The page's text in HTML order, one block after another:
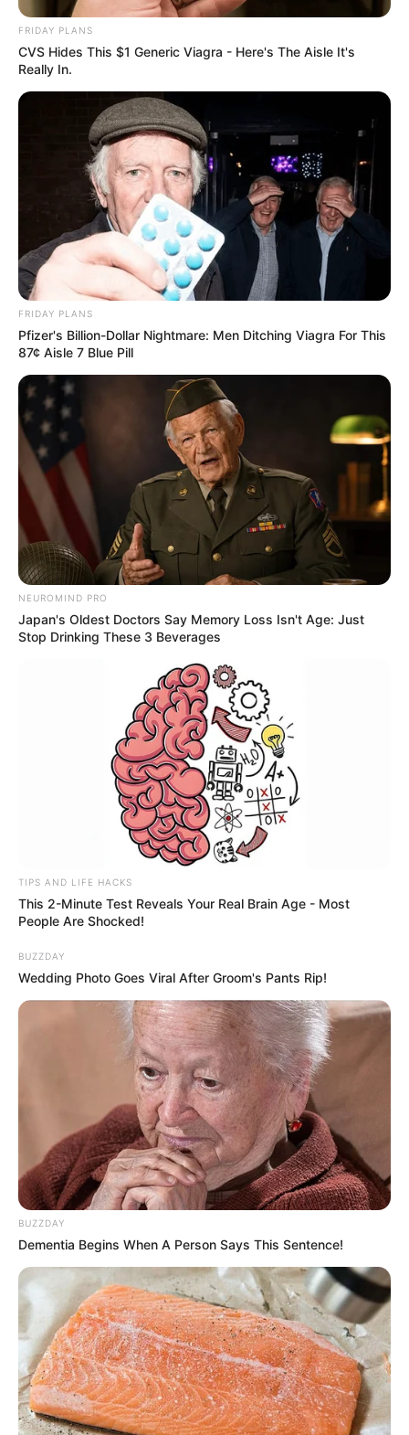
FRIDAY PLANS
CVS Hides This $1 Generic Viagra - Here's The Aisle It's
Really In.
FRIDAY PLANS
Pfizer's Billion-Dollar Nightmare: Men Ditching Viagra For This
87¢ Aisle 7 Blue Pill
NEUROMIND PRO
Japan's Oldest Doctors Say Memory Loss Isn't Age: Just
Stop Drinking These 3 Beverages
TIPS AND LIFE HACKS
This 2-Minute Test Reveals Your Real Brain Age - Most
People Are Shocked!
BUZZDAY
Wedding Photo Goes Viral After Groom's Pants Rip!
BUZZDAY
Dementia Begins When A Person Says This Sentence!